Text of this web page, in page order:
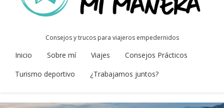
Consejos y trucos para viajeros empedernidos
Inicio Sobre mí Viajes
Consejos Prácticos
Turismo deportivo
¿Trabajamos juntos?